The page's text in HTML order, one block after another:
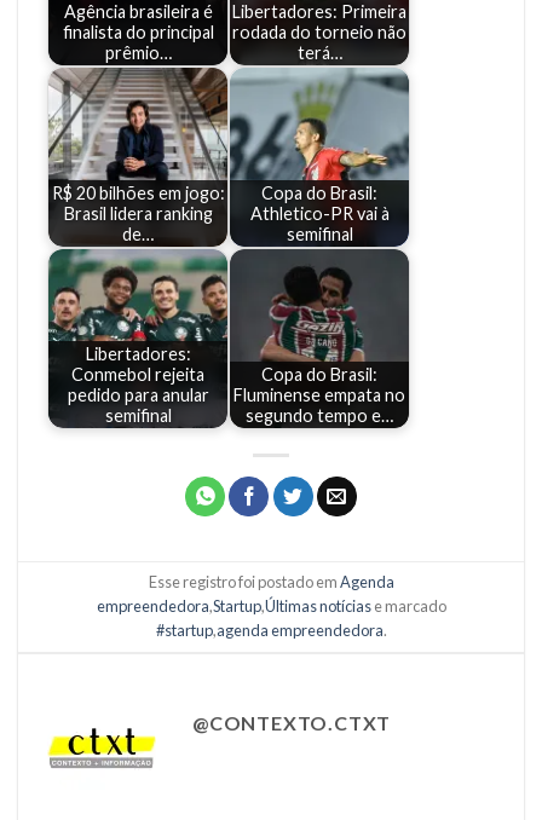
Agência brasileira é
finalista do principal
prêmio…
Libertadores: Primeira
rodada do torneio não
terá…
R$ 20 bilhões em jogo:
Brasil lidera ranking
de…
Copa do Brasil:
Athletico-PR vai à
semifinal
Libertadores:
Conmebol rejeita
pedido para anular
semifinal
Copa do Brasil:
Fluminense empata no
segundo tempo e…
Esse registro foi postado emAgenda
empreendedora,Startup,Últimas notíciase marcado
#startup,agenda empreendedora.
@CONTEXTO.CTXT